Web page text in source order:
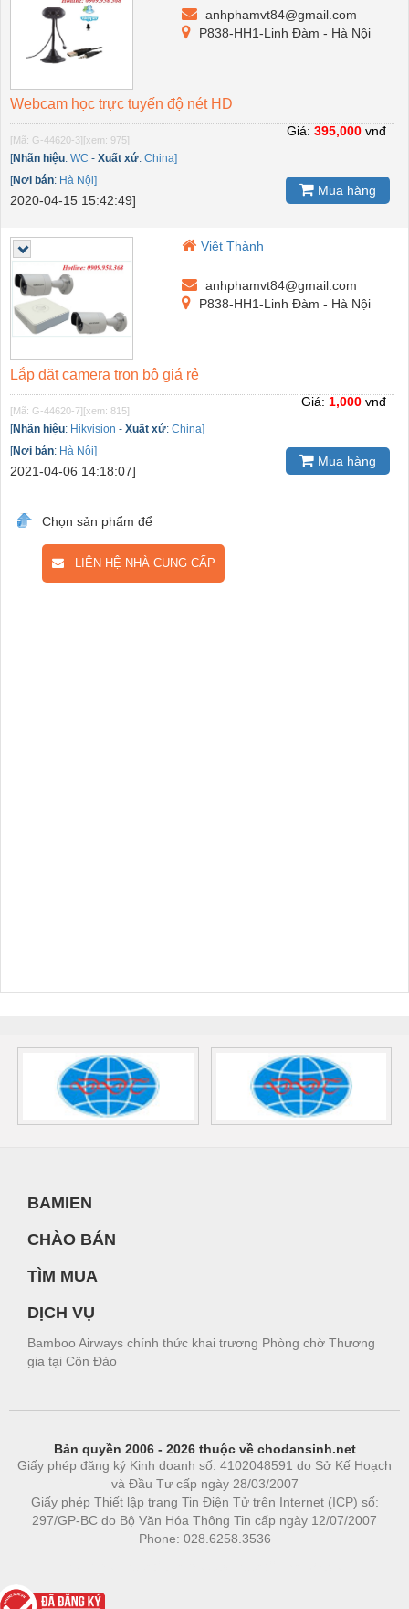
anhphamvt84@gmail.com
P838-HH1-Linh Đàm - Hà Nội
Webcam học trực tuyến độ nét HD
[Mã: G-44620-3] [xem: 975]
[Nhãn hiệu: WC - Xuất xứ: China]
[Nơi bán: Hà Nội]
2020-04-15 15:42:49]
Giá: 395,000 vnđ
Mua hàng
Việt Thành
anhphamvt84@gmail.com
P838-HH1-Linh Đàm - Hà Nội
Lắp đặt camera trọn bộ giá rẻ
[Mã: G-44620-7] [xem: 815]
[Nhãn hiệu: Hikvision - Xuất xứ: China]
[Nơi bán: Hà Nội]
2021-04-06 14:18:07]
Giá: 1,000 vnđ
Mua hàng
Chọn sản phẩm để
LIÊN HỆ NHÀ CUNG CẤP
BAMIEN
CHÀO BÁN
TÌM MUA
DỊCH VỤ
Bamboo Airways chính thức khai trương Phòng chờ Thương
gia tại Côn Đảo
Bản quyền 2006 - 2026 thuộc về chodansinh.net
Giấy phép đăng ký Kinh doanh số: 4102048591 do Sở Kế Hoạch
và Đầu Tư cấp ngày 28/03/2007
Giấy phép Thiết lập trang Tin Điện Tử trên Internet (ICP) số:
297/GP-BC do Bộ Văn Hóa Thông Tin cấp ngày 12/07/2007
Phone: 028.6258.3536